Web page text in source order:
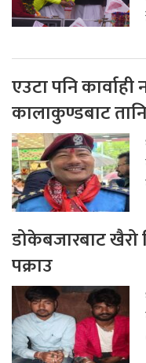
एउटा पनि
कालाकुण्डबाट
डोकेबजारबाट खैरो
पक्राउ